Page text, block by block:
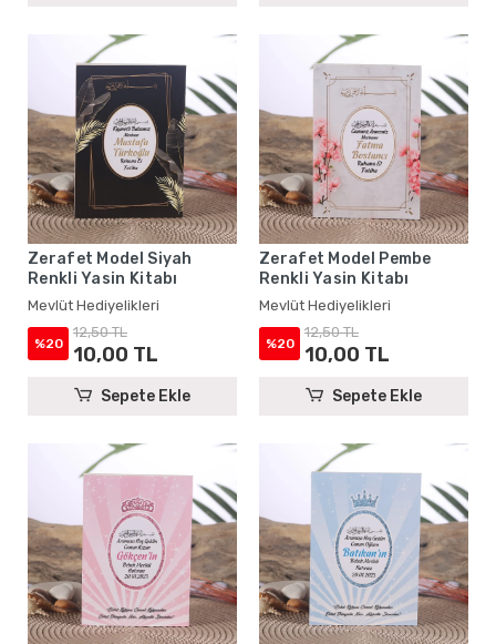
Zerafet Model Siyah
Renkli Yasin Kitabı
Mevlüt Hediyelikleri
%20
12,50 TL
10,00 TL
Sepete Ekle
Zerafet Model Pembe
Renkli Yasin Kitabı
Mevlüt Hediyelikleri
%20
12,50 TL
10,00 TL
Sepete Ekle